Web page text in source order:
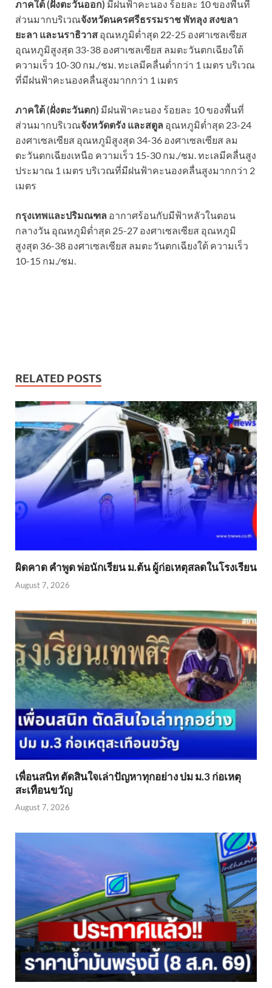
ภาคใต้ (ฝั่งตะวันออก) มีฝนฟ้าคะนอง ร้อยละ 10 ของพื้นที่
ส่วนมากบริเวณจังหวัดนครศรีธรรมราช พัทลุง สงขลา
ยะลา และนราธิวาส อุณหภูมิต่ำสุด 22-25 องศาเซลเซียส
อุณหภูมิสูงสุด 33-38 องศาเซลเซียส ลมตะวันตกเฉียงใต้
ความเร็ว 10-30 กม./ชม. ทะเลมีคลื่นต่ำกว่า 1 เมตร บริเวณ
ที่มีฝนฟ้าคะนองคลื่นสูงมากกว่า 1 เมตร
ภาคใต้ (ฝั่งตะวันตก) มีฝนฟ้าคะนอง ร้อยละ 10 ของพื้นที่
ส่วนมากบริเวณจังหวัดตรัง และสตูล อุณหภูมิต่ำสุด 23-24
องศาเซลเซียส อุณหภูมิสูงสุด 34-36 องศาเซลเซียส ลม
ตะวันตกเฉียงเหนือ ความเร็ว 15-30 กม./ชม. ทะเลมีคลื่นสูง
ประมาณ 1 เมตร บริเวณที่มีฝนฟ้าคะนองคลื่นสูงมากกว่า 2
เมตร
กรุงเทพและปริมณฑล อากาศร้อนกับมีฟ้าหลัวในตอน
กลางวัน อุณหภูมิต่ำสุด 25-27 องศาเซลเซียส อุณหภูมิ
สูงสุด 36-38 องศาเซลเซียส ลมตะวันตกเฉียงใต้ ความเร็ว
10-15 กม./ชม.
RELATED POSTS
ผิดคาด คำพูด พ่อนักเรียน ม.ต้น ผู้ก่อเหตุสลดในโรงเรียน
August 7, 2026
เพื่อนสนิท ตัดสินใจเล่าปัญหาทุกอย่าง ปม ม.3 ก่อเหตุ
สะเทือนขวัญ
August 7, 2026